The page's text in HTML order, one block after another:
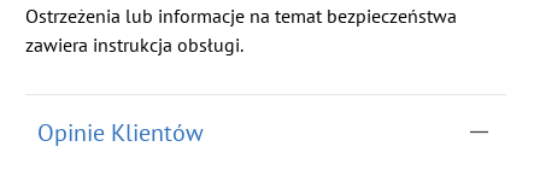
Ostrzeżenia lub informacje na temat bezpieczeństwa
zawiera instrukcja obsługi.
Opinie Klientów